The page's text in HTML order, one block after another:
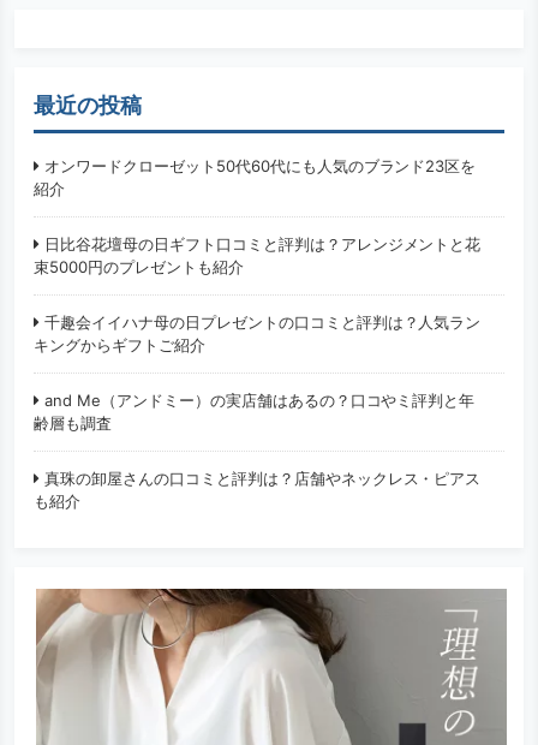
最近の投稿
オンワードクローゼット50代60代にも人気のブランド23区を
紹介
日比谷花壇母の日ギフト口コミと評判は？アレンジメントと花
束5000円のプレゼントも紹介
千趣会イイハナ母の日プレゼントの口コミと評判は？人気ラン
キングからギフトご紹介
and Me（アンドミー）の実店舗はあるの？口コやミ評判と年
齢層も調査
真珠の卸屋さんの口コミと評判は？店舗やネックレス・ピアス
も紹介